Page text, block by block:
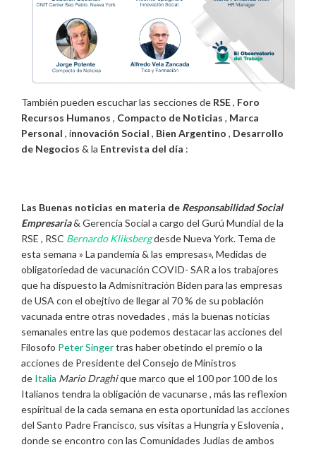
También pueden escuchar las secciones de RSE, Foro
Recursos Humanos , Compacto de Noticias , Marca
Personal , innovación Social , Bien Argentino , Desarrollo
de Negocios & la Entrevista del día :
Las Buenas noticias en materia de Responsabilidad Social
Empresaria& Gerencia Social a cargo del Gurú Mundial de la
RSE , RSC Bernardo Kliksbergdesde Nueva York. Tema de
esta semana » La pandemia & las empresas», Medidas de
obligatoriedad de vacunación COVID- SAR a los trabajores
que ha dispuesto la Admisnitración Biden para las empresas
de USA con el obejtivo de llegar al 70 % de su población
vacunada entre otras novedades , más la buenas noticias
semanales entre las que podemos destacar las acciones del
Filosofo Peter Singertras haber obetindo el premio o la
acciones de Presidente del Consejo de Ministros
de Italia Mario Draghique marco que el 100 por 100 de los
Italianos tendra la obligación de vacunarse , más las reflexion
espiritual de la cada semana en esta oportunidad las acciones
del Santo Padre Francisco, sus visitas a Hungria y Eslovenia ,
donde se encontro con las Comunidades Judias de ambos